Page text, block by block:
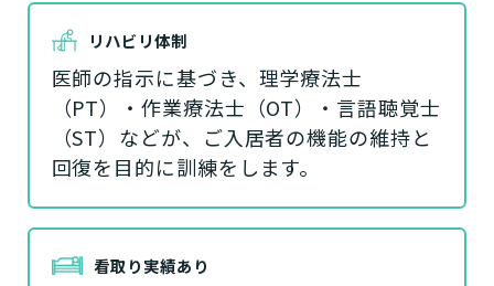
リハビリ体制
医師の指示に基づき、理学療法士
（PT）・作業療法士（OT）・言語聴覚士
（ST）などが、ご入居者の機能の維持と
回復を目的に訓練をします。
看取り実績あり